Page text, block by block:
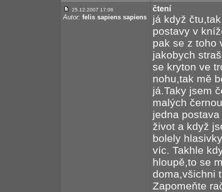
25.12.2007 17:06
Autor: felis sapiens sapiens
čtení
já když
postavy v
pak se z toho
jakobych
se kryton ve
nohu,tak mě
já.Taky jsem
malých
jedna
život a když
bolely
víc. Takhle
hloupě,to se
doma,všichni
Zapomeňte